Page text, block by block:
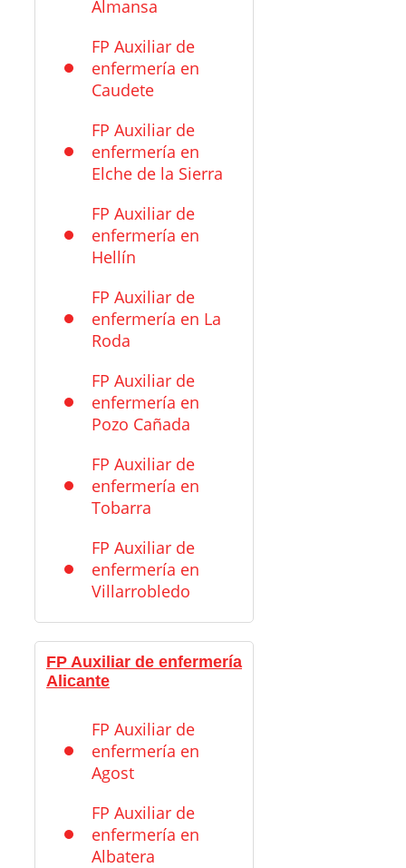
Almansa
FP Auxiliar de
enfermería en
Caudete
FP Auxiliar de
enfermería en
Elche de la Sierra
FP Auxiliar de
enfermería en
Hellín
FP Auxiliar de
enfermería en La
Roda
FP Auxiliar de
enfermería en
Pozo Cañada
FP Auxiliar de
enfermería en
Tobarra
FP Auxiliar de
enfermería en
Villarrobledo
FP Auxiliar de enfermería
Alicante
FP Auxiliar de
enfermería en
Agost
FP Auxiliar de
enfermería en
Albatera